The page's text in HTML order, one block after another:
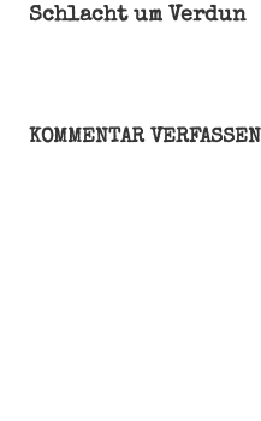
Gallerten
Schlacht um Verdun
KOMMENTAR VERFASSEN